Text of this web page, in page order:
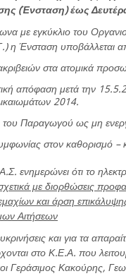
(Ένσταση) έως
με εγκύκλιο του
η Ένσταση υποβάλλεται
στα ατομικά
απόφαση μετά την
2014.
του Παραγωγού ως μη
στον καθορισμό –
ενημερώνει ότι το
σχετικά με διορθώσεις
και άρση
Αιτήσεων
και για τα
στο Κ.Ε.Α. που
Γεράσιμος Κακούρης,